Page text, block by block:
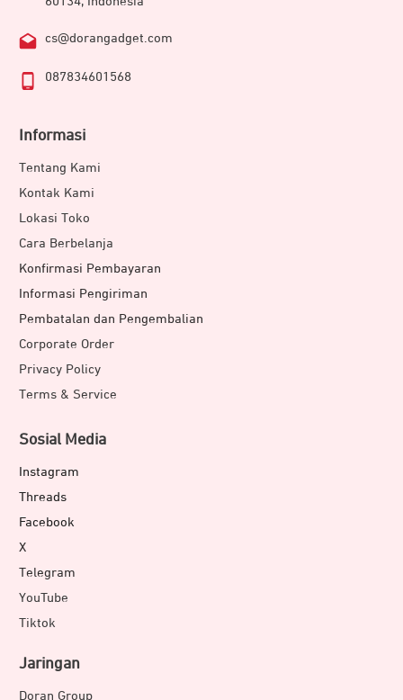
cs@dorangadget.com
087834601568
Informasi
Tentang Kami
Kontak Kami
Lokasi Toko
Cara Berbelanja
Konfirmasi Pembayaran
Informasi Pengiriman
Pembatalan dan Pengembalian
Corporate Order
Privacy Policy
Terms & Service
Sosial Media
Instagram
Threads
Facebook
X
Telegram
YouTube
Tiktok
Jaringan
Doran Group